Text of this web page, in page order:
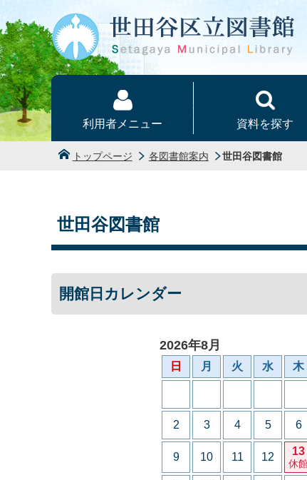
本文へ
利用者メニュー 資料を探す
トップページ 各図書館案内 世田谷図書館
世田谷図書館
開館日カレンダー
2026年8月
日 月 火 水 木
2 3 4 5 6
9 10 11 12 13
休